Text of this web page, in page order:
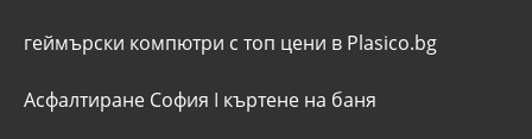
геймърски компютри с топ цени в Plasico.bg
Асфалтиране София I къртене на баня